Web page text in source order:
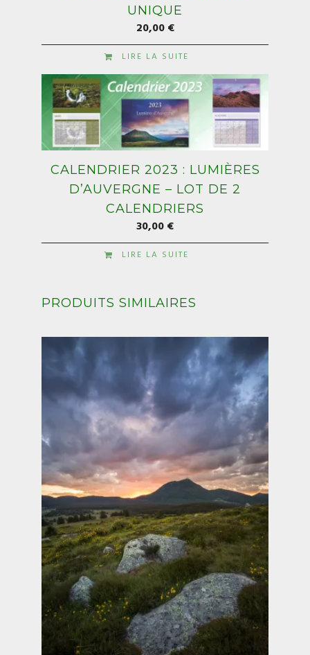
UNIQUE
20,00€
LIRE LA SUITE
CALENDRIER 2023 : LUMIÈRES
D’AUVERGNE – LOT DE 2
CALENDRIERS
30,00€
LIRE LA SUITE
PRODUITS SIMILAIRES